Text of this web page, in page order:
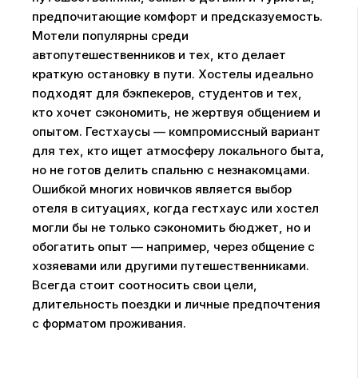
предпочитающие комфорт и предсказуемость.
Мотели популярны среди
автопутешественников и тех, кто делает
краткую остановку в пути. Хостелы идеально
подходят для бэкпекеров, студентов и тех,
кто хочет сэкономить, не жертвуя общением и
опытом. Гестхаусы — компромиссный вариант
для тех, кто ищет атмосферу локального быта,
но не готов делить спальню с незнакомцами.
Ошибкой многих новичков является выбор
отеля в ситуациях, когда гестхаус или хостел
могли бы не только сэкономить бюджет, но и
обогатить опыт — например, через общение с
хозяевами или другими путешественниками.
Всегда стоит соотносить свои цели,
длительность поездки и личные предпочтения
с форматом проживания.